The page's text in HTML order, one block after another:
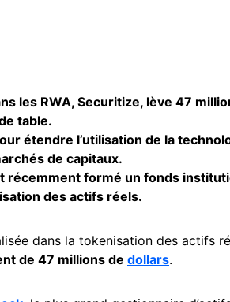
les RWA, Securitize, lève 47
table.
étendre l’utilisation de la
de capitaux.
récemment formé un fonds
des actifs réels.
dans la tokenisation des actifs
de 47 millions de dollars.